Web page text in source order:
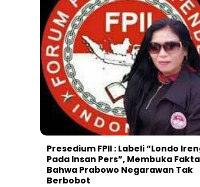
Presedium FPII : Labeli “Londo
Pada Insan Pers”, Membuka Fakta
Bahwa Prabowo Negarawan Tak
Berbobot